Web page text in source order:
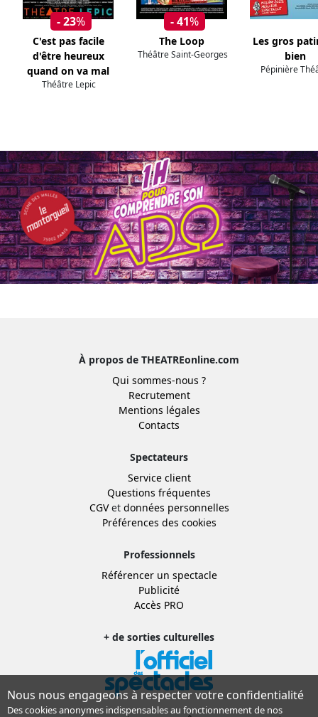
- 23%
C'est pas facile
d'être heureux
quand on va mal
Théâtre Lepic
- 41%
The Loop
Théâtre Saint-Georges
Les gros
bien
Pépinière
À propos de THEATREonline.com
Qui sommes-nous ?
Recrutement
Mentions légales
Contacts
Spectateurs
Service client
Questions fréquentes
CGVet données personnelles
Préférences des cookies
Professionnels
Référencer un spectacle
Publicité
Accès PRO
+ de sorties culturelles
Nous nous engageons à respecter votre confidentialité
Des cookies anonymes indispensables au fonctionnement de nos